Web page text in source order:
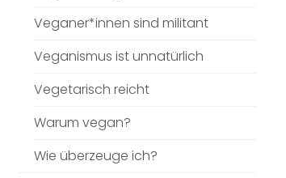
Veganer*innen sind militant
Veganismus ist unnatürlich
Vegetarisch reicht
Warum vegan?
Wie überzeuge ich?